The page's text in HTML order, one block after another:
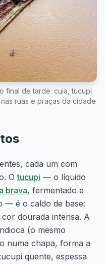
final de tarde: cuia, tucupi
ruas e praças da cidade
cada um com
O tucupi — o líquido
brava, fermentado e
— é o caldo de base:
dourada intensa. A
(o mesmo
numa chapa, forma a
quente, espessa